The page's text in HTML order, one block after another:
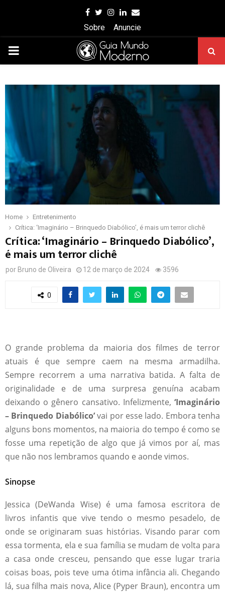
Facebook
Twitter
Instagram
Linkedin
Email
Sobre
Anuncie
PRIMARY
Home
Entretenimento
Crítica: ‘Imaginário – Brinquedo Diabólico’, é mais um terror clichê
Crítica: ‘Imaginário – Brinquedo Diabólico’,
é mais um terror clichê
por Bruno de Oliveira 12 de março de 2024 3596
0
O grande problema da maioria dos filmes de terror
atuais é que sempre caem na mesma armadilha.
Sempre recorrem a uma narrativa batida. A falta de
originalidade e de uma surpresa genuína acabam
deixando o gênero cansativo. Infelizmente, ‘Imaginário
– Brinquedo Diabólico’vai por esse lado. Embora tenha
alguns bons momentos, na maioria do tempo é como se
fosse uma repetição de algo que já vimos por aí, mas
que não nos lembramos quando e aonde vimos.
Sinopse
Jessica (DeWanda Wise) é uma famosa escritora de
livros infantis que vive tendo o mesmo pesadelo, de
onde se originaram suas histórias. Visando parar com
essa tormenta, ela e sua família se mudam de volta para
a casa onde cresceu, pensando que esse lugar traria
coisas boas, pois teve uma ótima infância ali. Chegando
lá, sua filha mais nova, Alice (Pyper Braun), encontra um